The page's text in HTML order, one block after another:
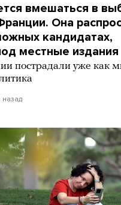
вмешаться в
Она
кандидатах,
местные издания
пострадали уже как
назад